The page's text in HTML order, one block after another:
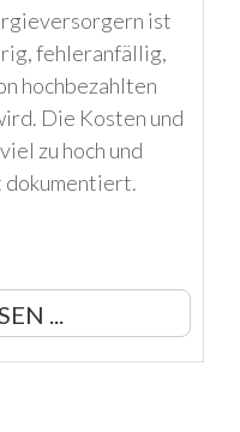
ist
fehleranfällig,
hochbezahlten
Die Kosten und
zu hoch und
...